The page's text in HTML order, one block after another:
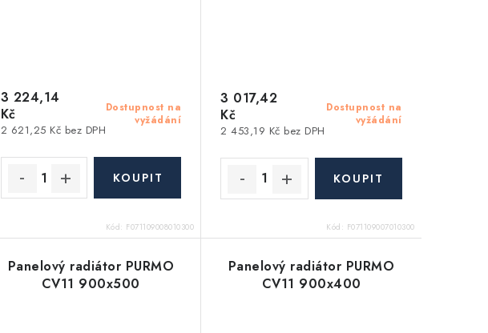
Dostupnost na
vyžádání
2 621,25 Kč bez DPH
3 224,14
Kč
Kód: F071109008010300
Dostupnost na
vyžádání
2 453,19 Kč bez DPH
3 017,42
Kč
Kód: F071109007010300
Panelový radiátor PURMO
CV11 900x500
Panelový radiátor PURMO
CV11 900x400